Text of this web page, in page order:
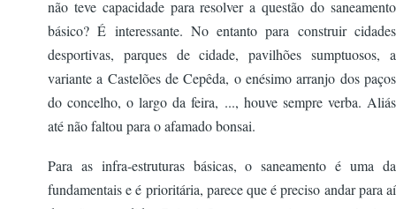
não teve capacidade para resolver a questão do saneamento
básico? É interessante. No entanto para construir cidades
desportivas, parques de cidade, pavilhões sumptuosos, a
variante a Castelões de Cepêda, o enésimo arranjo dos paços
do concelho, o largo da feira, ..., houve sempre verba. Aliás
até não faltou para o afamado bonsai.
Para as infra-estruturas básicas, o saneamento é uma da
fundamentais e é prioritária, parece que é preciso andar para aí